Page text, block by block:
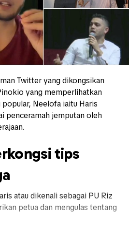
Twitter yang dikongsikan
yang memperlihatkan
Neelofa iaitu Haris
penceramah jemputan oleh
tips
atau dikenali sebagai PU Riz
petua dan mengulas tentang